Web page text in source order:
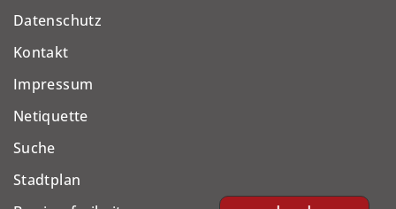
Datenschutz
Kontakt
Impressum
Netiquette
Suche
Stadtplan